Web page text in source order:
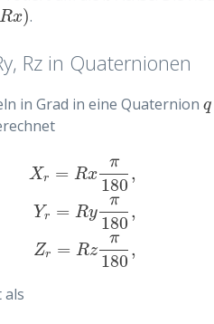
Rx).
Rz in Quaternionen
in Grad in eine Quaternionq
q
Xr = Rx
π
180
,
Yr = Ry
π
180
,
Zr = Rz
π
180
,
r=R xπ 180,Yr=Ry
als